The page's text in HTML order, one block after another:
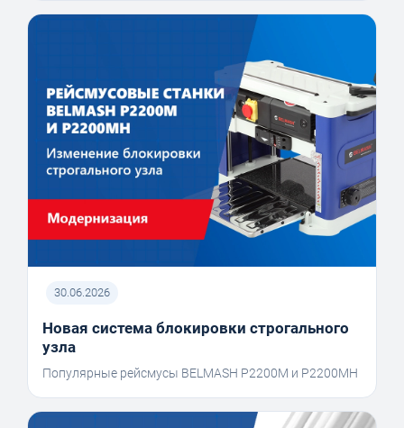
30.06.2026
Новая система блокировки строгального
узла
Популярные рейсмусы BELMASH P2200M и P2200MH